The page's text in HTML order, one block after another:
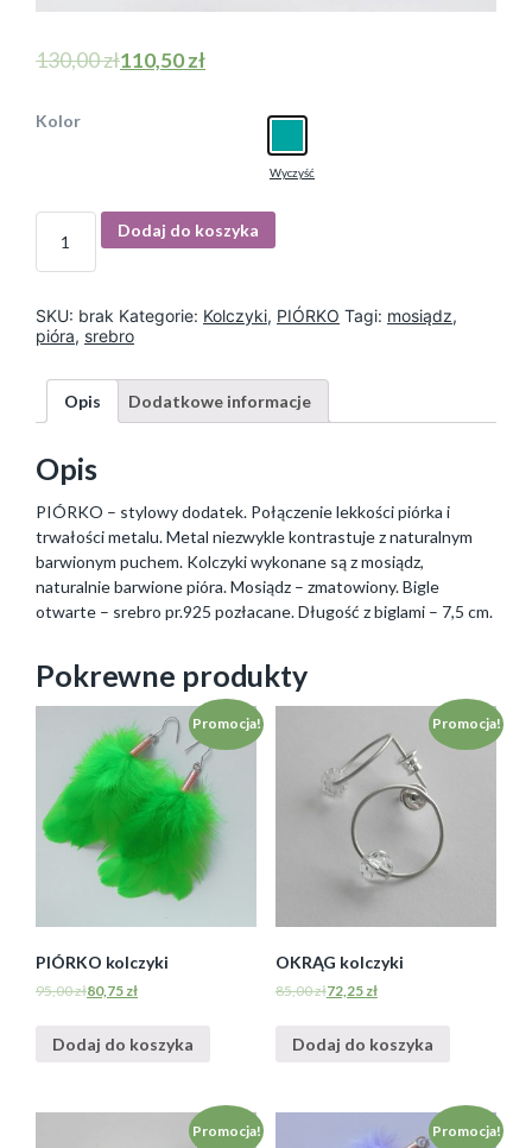
130,00zł110,50zł
Kolor
Wyczyść
I
ś
Dodaj do koszyka
SKU: brak Kategorie: Kolczyki, PIÓRKO Tagi: mosiądz,
pióra, srebro
Opis Dodatkowe informacje
Opis
PIÓRKO – stylowy dodatek. Połączenie lekkości piórka i
trwałości metalu. Metal niezwykle kontrastuje z naturalnym
barwionym puchem. Kolczyki wykonane są z mosiądz,
naturalnie barwione pióra. Mosiądz – zmatowiony. Bigle
otwarte – srebro pr.925 pozłacane. Długość z biglami – 7,5 cm.
Pokrewne produkty
Promocja!
PIÓRKO kolczyki
95,00zł80,75 zł
Dodaj do koszyka
Promocja!
OKRĄG kolczyki
85,00zł72,25 zł
Dodaj do koszyka
Promocja! Promocja!